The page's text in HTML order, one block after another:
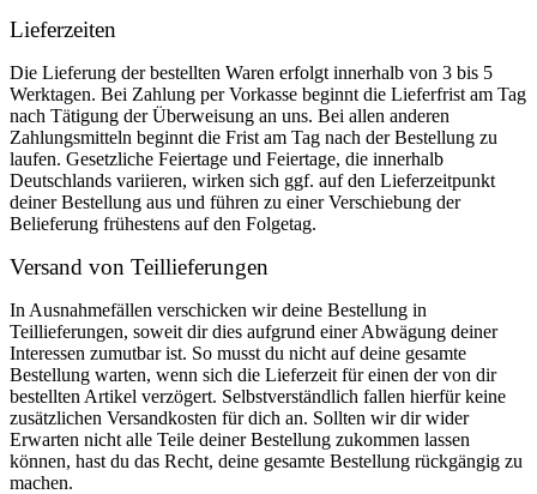
Lieferzeiten
Die Lieferung der bestellten Waren erfolgt innerhalb von 3 bis 5
Werktagen. Bei Zahlung per Vorkasse beginnt die Lieferfrist am Tag
nach Tätigung der Überweisung an uns. Bei allen anderen
Zahlungsmitteln beginnt die Frist am Tag nach der Bestellung zu
laufen. Gesetzliche Feiertage und Feiertage, die innerhalb
Deutschlands variieren, wirken sich ggf. auf den Lieferzeitpunkt
deiner Bestellung aus und führen zu einer Verschiebung der
Belieferung frühestens auf den Folgetag.
Versand von Teillieferungen
In Ausnahmefällen verschicken wir deine Bestellung in
Teillieferungen, soweit dir dies aufgrund einer Abwägung deiner
Interessen zumutbar ist. So musst du nicht auf deine gesamte
Bestellung warten, wenn sich die Lieferzeit für einen der von dir
bestellten Artikel verzögert. Selbstverständlich fallen hierfür keine
zusätzlichen Versandkosten für dich an. Sollten wir dir wider
Erwarten nicht alle Teile deiner Bestellung zukommen lassen
können, hast du das Recht, deine gesamte Bestellung rückgängig zu
machen.